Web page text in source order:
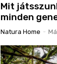
Mit
minden
Natura Home -